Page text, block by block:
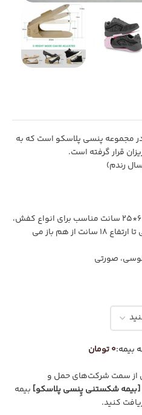
مجموعه پنسی پلاسکو است که به
قرار گرفته است.
رندم)
مناسب برای فضاهای کوچکابعاد: 6*25 سانت مناسب برای انواع کفش،
کتونی، دمپایی و …* این جاکفشی تا ارتفاع 18 سانت از هم باز می
صورتی
از سمت شرکت‌های حمل و
[بیمه شکستنی پِنسی پلاسکو] بیمه
کنید.
بیمه:0 تومان